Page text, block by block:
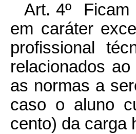
Art. 4º Ficam
em caráter
profissional
relacionados
as normas a
caso o aluno
cento) da carga